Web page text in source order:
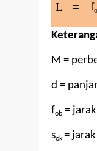
L = f
M =
d =
fob =
sok =